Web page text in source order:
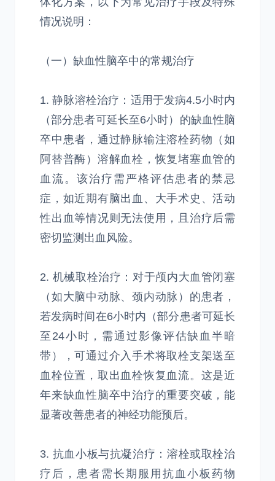
情况说明：
（一）缺血性脑卒中的常规治疗
1. 静脉溶栓治疗：适用于发病4.5小时内
（部分患者可延长至6小时）的缺血性脑
卒中患者，通过静脉输注溶栓药物（如
阿替普酶）溶解血栓，恢复堵塞血管的
血流。该治疗需严格评估患者的禁忌
症，如近期有脑出血、大手术史、活动
性出血等情况则无法使用，且治疗后需
密切监测出血风险。
2. 机械取栓治疗：对于颅内大血管闭塞
（如大脑中动脉、颈内动脉）的患者，
若发病时间在6小时内（部分患者可延长
至24小时，需通过影像评估缺血半暗
带），可通过介入手术将取栓支架送至
血栓位置，取出血栓恢复血流。这是近
年来缺血性脑卒中治疗的重要突破，能
显著改善患者的神经功能预后。
3. 抗血小板与抗凝治疗：溶栓或取栓治
疗后，患者需长期服用抗血小板药物